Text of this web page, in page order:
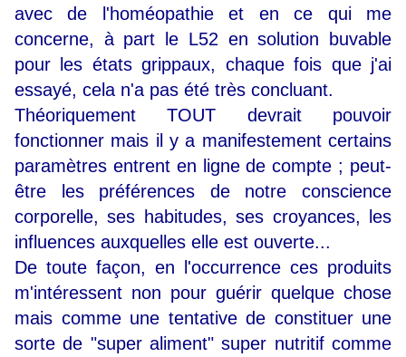
avec de l'homéopathie et en ce qui me
concerne, à part le L52 en solution buvable
pour les états grippaux, chaque fois que j'ai
essayé, cela n'a pas été très concluant.
Théoriquement TOUT devrait pouvoir
fonctionner mais il y a manifestement certains
paramètres entrent en ligne de compte ; peut-
être les préférences de notre conscience
corporelle, ses habitudes, ses croyances, les
influences auxquelles elle est ouverte...
De toute façon, en l'occurrence ces produits
m'intéressent non pour guérir quelque chose
mais comme une tentative de constituer une
sorte de "super aliment" super nutritif comme